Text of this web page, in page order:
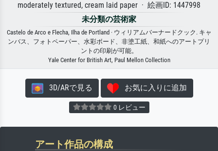
moderately textured, cream laid paper · 絵画ID: 1447998
未分類の芸術家
Castelo de Arco e Flecha, Ilha de Portland · ウィリアムバーナードクック. キャ
ンバス、フォトペーパー、水彩ボード、非塗工紙、和紙へのアートプリ
ントの印刷が可能。
Yale Center for British Art, Paul Mellon Collection
3D/ARで見る お気に入りに追加
0 レビュー
アート作品の構成